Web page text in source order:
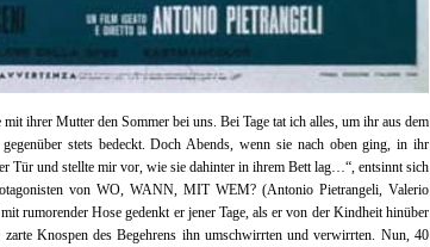
mit ihrer Mutter den Sommer bei uns. Bei Tage tat ich alles, um ihr aus dem
stets bedeckt. Doch Abends, wenn sie nach oben ging, in ihr
Tür und stellte mir vor, wie sie dahinter in ihrem Bett lag…“, entsinnt sich
von WO, WANN, MIT WEM? (Antonio Pietrangeli, Valerio
rumorender Hose gedenkt er jener Tage, als er von der Kindheit hinüber
Knospen des Begehrens ihn umschwirrten und verwirrten. Nun, 40